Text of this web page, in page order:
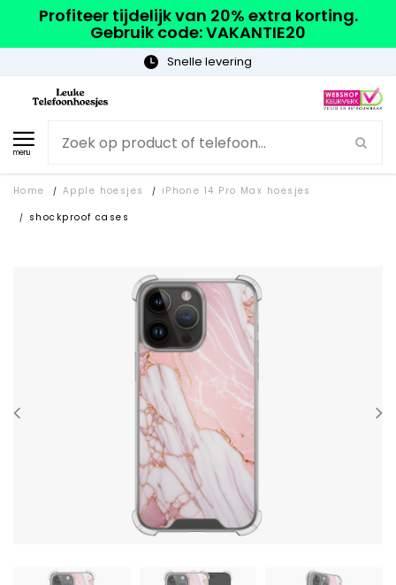
Profiteer tijdelijk van 20% extra korting.
Gebruik code: VAKANTIE20
Gratis verzending
menu
Home / Apple hoesjes / iPhone 14 Pro Max hoesjes
/ shockproof cases